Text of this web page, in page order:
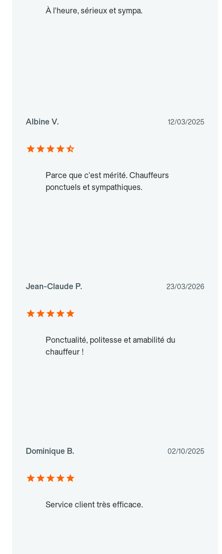
À l'heure, sérieux et sympa.
Albine V. 12/03/2025
Parce que c'est mérité. Chauffeurs
ponctuels et sympathiques.
Jean-Claude P. 23/03/2026
Ponctualité, politesse et amabilité du
chauffeur !
Dominique B. 02/10/2025
Service client très efficace.